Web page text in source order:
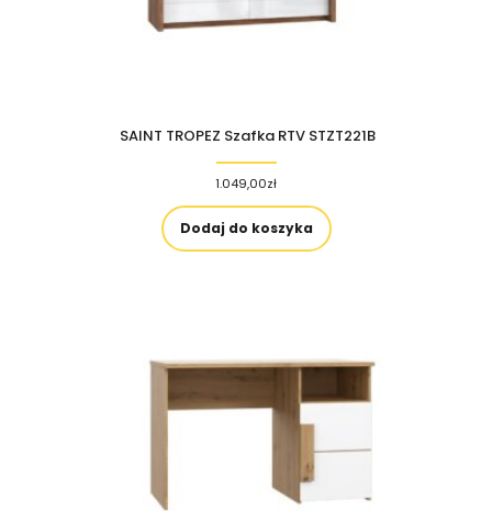
SAINT TROPEZ Szafka RTV STZT221B
1.049,00zł
Dodaj do koszyka